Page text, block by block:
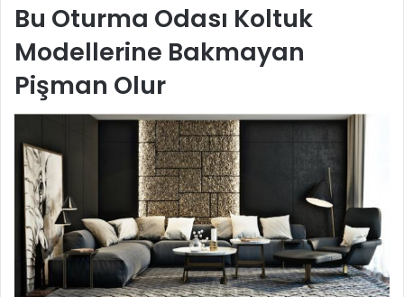
Bu Oturma Odası Koltuk
Modellerine Bakmayan
Pişman Olur